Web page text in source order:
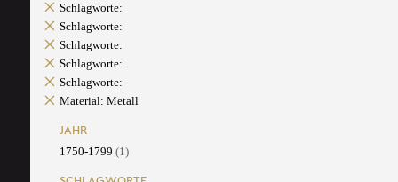
Schlagworte:
Schlagworte:
Schlagworte:
Schlagworte:
Schlagworte:
Material: Metall
JAHR
1750-1799 (1)